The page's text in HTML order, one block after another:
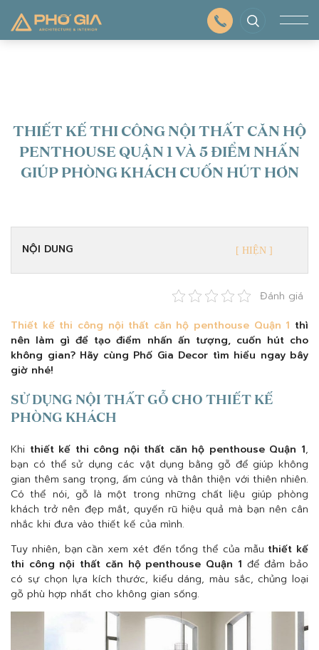
THIẾT KẾ THI CÔNG NỘI THẤT CĂN HỘ
PENTHOUSE QUẬN 1 VÀ 5 ĐIỂM NHẤN
GIÚP PHÒNG KHÁCH CUỐN HÚT HƠN
NỘI DUNG
Đánh giá
Thiết kế thi công nội thất căn hộ penthouse Quận 1 thì
nên làm gì để tạo điểm nhấn ấn tượng, cuốn hút cho
không gian? Hãy cùng Phố Gia Decor tìm hiểu ngay bây
giờ nhé!
SỬ DỤNG NỘI THẤT GỖ CHO THIẾT KẾ
PHÒNG KHÁCH
Khi thiết kế thi công nội thất căn hộ penthouse Quận 1,
bạn có thể sử dụng các vật dụng bằng gỗ để giúp không
gian thêm sang trọng, ấm cúng và thân thiện với thiên nhiên.
Có thể nói, gỗ là một trong những chất liệu giúp phòng
khách trở nên đẹp mắt, quyến rũ hiệu quả mà bạn nên cân
nhắc khi đưa vào thiết kế của mình.
Tuy nhiên, bạn cần xem xét đến tổng thể của mẫu thiết kế
thi công nội thất căn hộ penthouse Quận 1 để đảm bảo
có sự chọn lựa kích thước, kiểu dáng, màu sắc, chủng loại
gỗ phù hợp nhất cho không gian sống.